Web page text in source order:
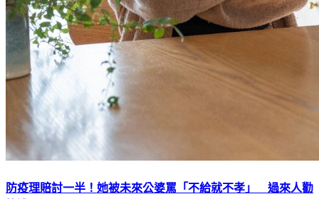
防疫理賠討一半！她被未來公婆罵「不給就不孝」 過來人勸